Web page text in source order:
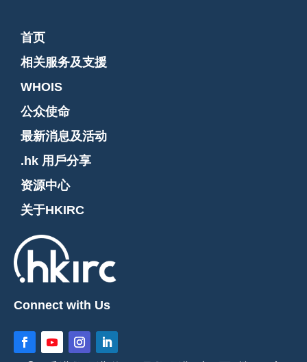
首页
相关服务及支援
WHOIS
公众使命
最新消息及活动
.hk 用戶分享
资源中心
关于HKIRC
Connect with Us